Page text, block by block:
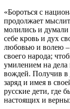
«Бороться с
продолжает
молились и
себе кровь и дух
любовью и волею –
своего народа;
умилением на дела
вождей. Получив в
заряд и имея в
русские дети, где
настоящих и